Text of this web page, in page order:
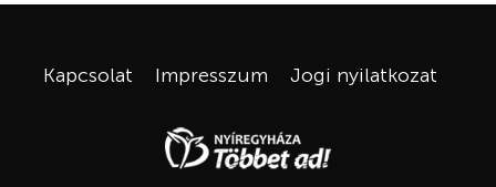
Kapcsolat Impresszum Jogi nyilatkozat